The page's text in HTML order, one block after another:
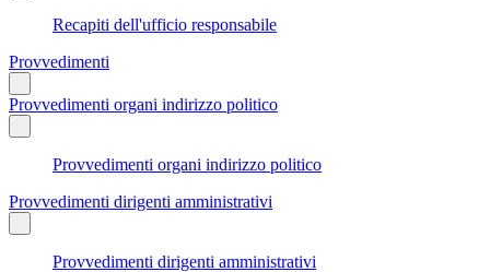
Recapiti dell'ufficio responsabile
Provvedimenti
Provvedimenti organi indirizzo politico
Provvedimenti organi indirizzo politico
Provvedimenti dirigenti amministrativi
Provvedimenti dirigenti amministrativi